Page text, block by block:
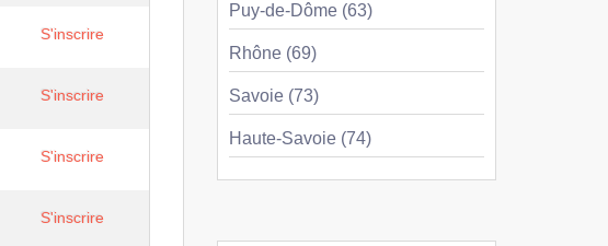
S'inscrire
S'inscrire
S'inscrire
S'inscrire
Puy-de-Dôme (63)
Rhône (69)
Savoie (73)
Haute-Savoie (74)